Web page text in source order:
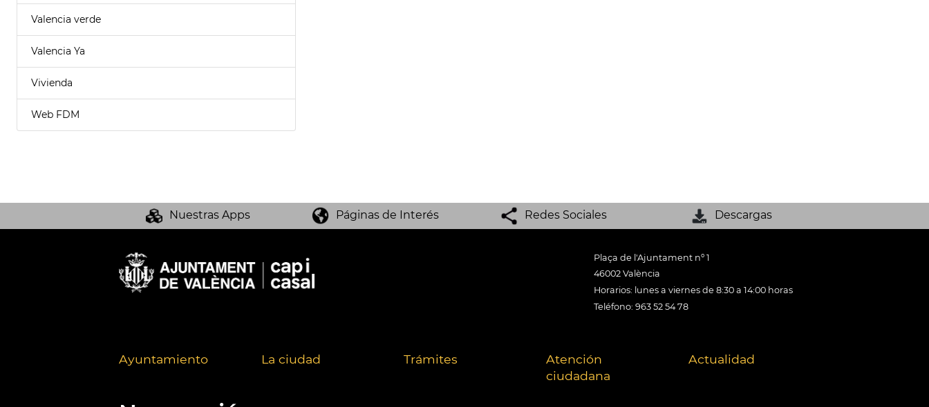
Valencia verde
Valencia Ya
Vivienda
Web FDM
Nuestras Apps Páginas de Interés Redes Sociales Descargas
Plaça de l'Ajuntament nº 1
46002 València
Horarios: lunes a viernes de 8:30 a 14:00 horas
Teléfono: 963 52 54 78
Ayuntamiento La ciudad Trámites
Atención
ciudadana
Actualidad